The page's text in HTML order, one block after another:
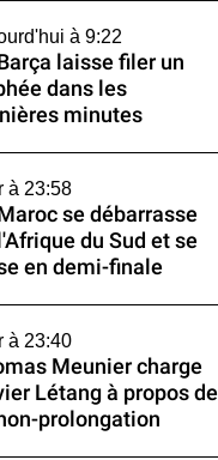
à 9:22
laisse filer un
dans les
minutes
à 23:58
se débarrasse
du Sud et se
en demi-finale
à 23:40
Meunier charge
Létang à propos de
prolongation